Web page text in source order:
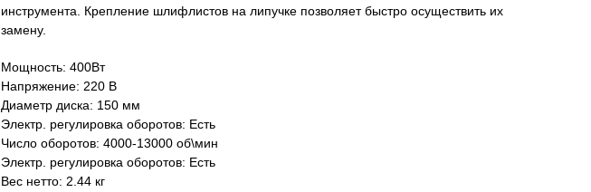
инструмента. Крепление шлифлистов на липучке позволяет быстро осуществить их
замену.
Мощность: 400Вт
Напряжение: 220 В
Диаметр диска: 150 мм
Электр. регулировка оборотов: Есть
Число оборотов: 4000-13000 об\мин
Электр. регулировка оборотов: Есть
Вес нетто: 2.44 кг